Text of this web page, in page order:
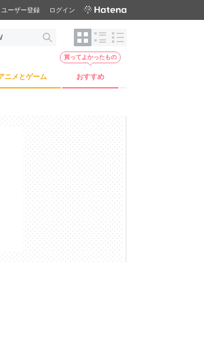
ユーザー登録 ログイン
ニメとゲーム おすすめ
買ってよかったもの